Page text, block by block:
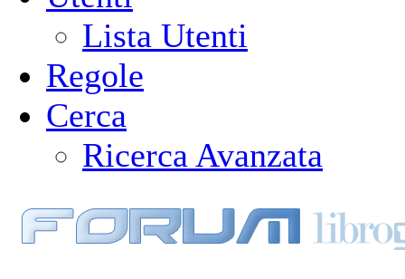
Lista Utenti
Regole
Cerca
Ricerca Avanzata